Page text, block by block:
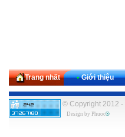
Trang nhất • Giới thiệu
© Copyright 2012 -
Design by Phuoc®